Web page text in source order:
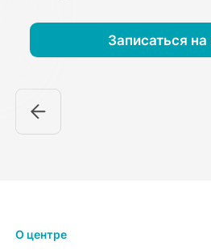
Записаться
О центре